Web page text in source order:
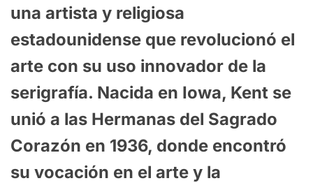
una artista y religiosa
estadounidense que revolucionó el
arte con su uso innovador de la
serigrafía. Nacida en Iowa, Kent se
unió a las Hermanas del Sagrado
Corazón en 1936, donde encontró
su vocación en el arte y la